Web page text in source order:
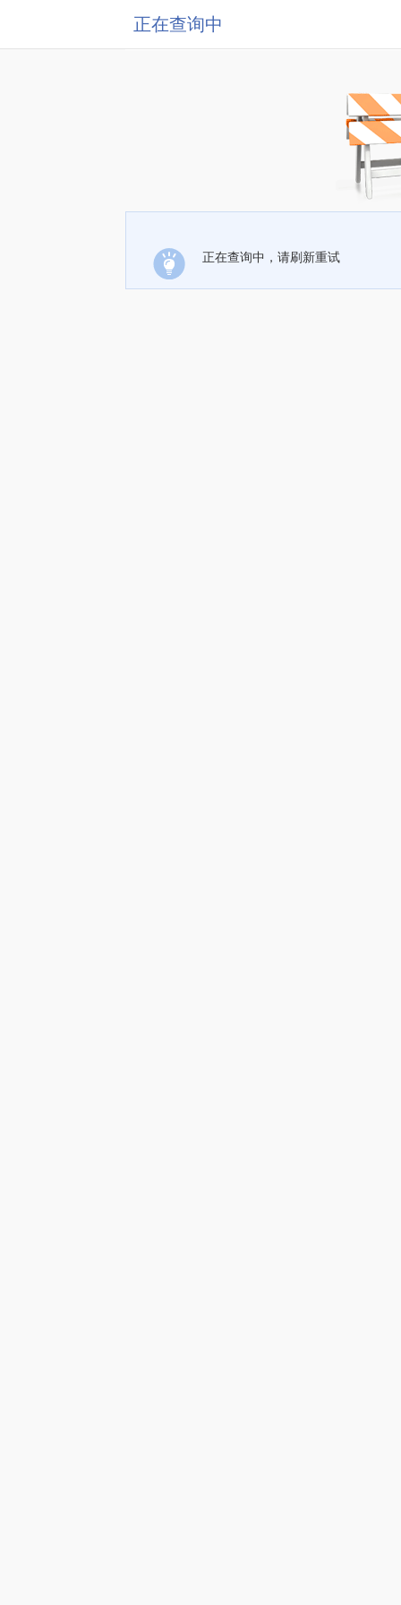
正在查询中
正在查询中，请刷新重试